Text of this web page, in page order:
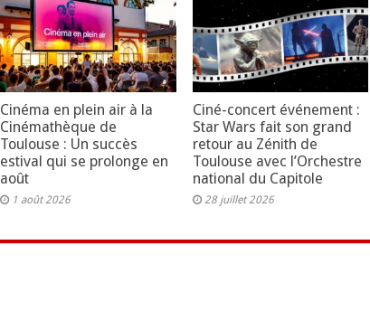
Cinéma en plein air à la
Cinémathèque de
Toulouse : Un succès
estival qui se prolonge en
août
1 août 2026
Ciné-concert événement :
Star Wars fait son grand
retour au Zénith de
Toulouse avec l’Orchestre
national du Capitole
28 juillet 2026